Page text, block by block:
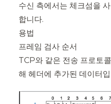
수신 측에서는 체크섬을
합니다.
용법
프레임 검사 순서
TCP와 같은 전송 프로토
해 헤더에 추가된 데이터